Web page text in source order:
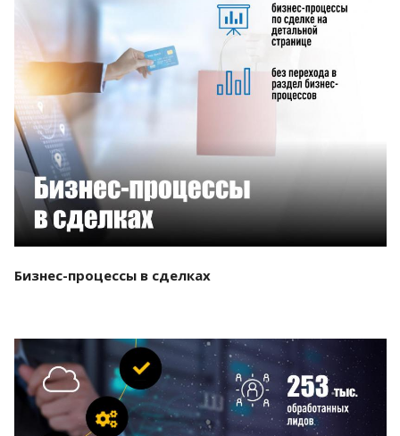
Бизнес-процессы в сделках